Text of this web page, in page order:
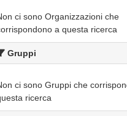
ci sono Organizzazioni che
a questa ricerca
Gruppi
ci sono Gruppi che
ricerca